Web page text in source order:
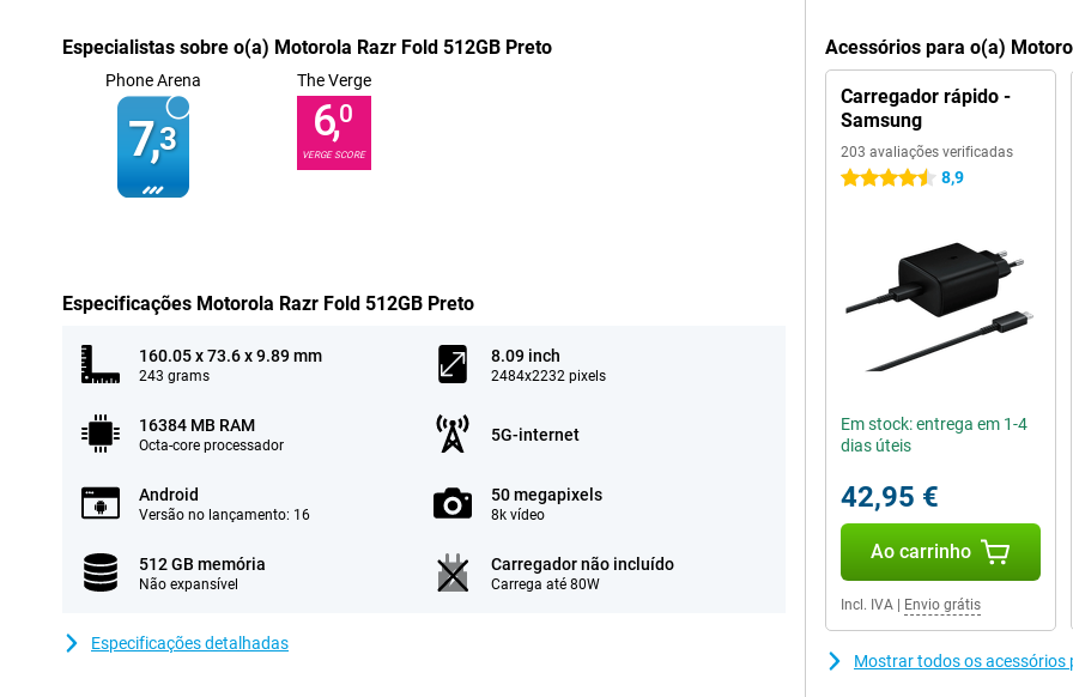
Especialistas sobre o(a) Motorola Razr Fold 512GB Preto
Phone Arena
7,3
The Verge
6,0
VERGE SCORE
Especificações Motorola Razr Fold 512GB Preto
160.05 x 73.6 x 9.89 mm
243 grams
8.09 inch
2484x2232 pixels
16384 MB RAM
Octa-core processador
5G-internet
Android
Versão no lançamento: 16
50 megapixels
8k vídeo
512 GB memória
Não expansível
Carregador não incluído
Carrega até 80W
Especificações detalhadas
Acessórios para o(a)
Carregador rápido -
Samsung
203 avaliações verificadas
4.5 estrelas 8,9
Em stock: entrega em 1-4
dias úteis
42,95 €
Ao carrinho
Incl. IVA Envio grátis
Mostrar todos os acessórios